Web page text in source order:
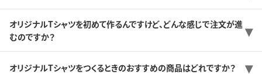
オリジナルTシャツを初めて作るんですけど、どんな感じで注文が進
むのですか？
オリジナルTシャツをつくるときのおすすめの商品はどれですか？